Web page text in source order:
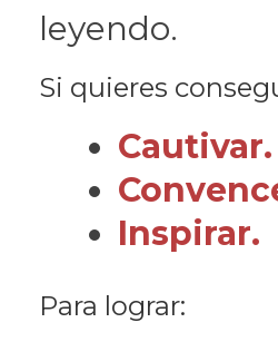
leyendo.
Si quieres
Cautivar.
Inspirar.
Para lograr: